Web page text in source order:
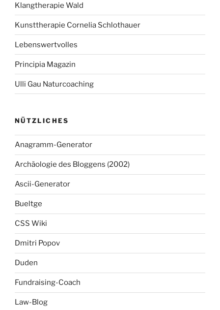
Klangtherapie Wald
Kunsttherapie Cornelia Schlothauer
Lebenswertvolles
Principia Magazin
Ulli Gau Naturcoaching
NÜTZLICHES
Anagramm-Generator
Archäologie des Bloggens (2002)
Ascii-Generator
Bueltge
CSS Wiki
Dmitri Popov
Duden
Fundraising-Coach
Law-Blog